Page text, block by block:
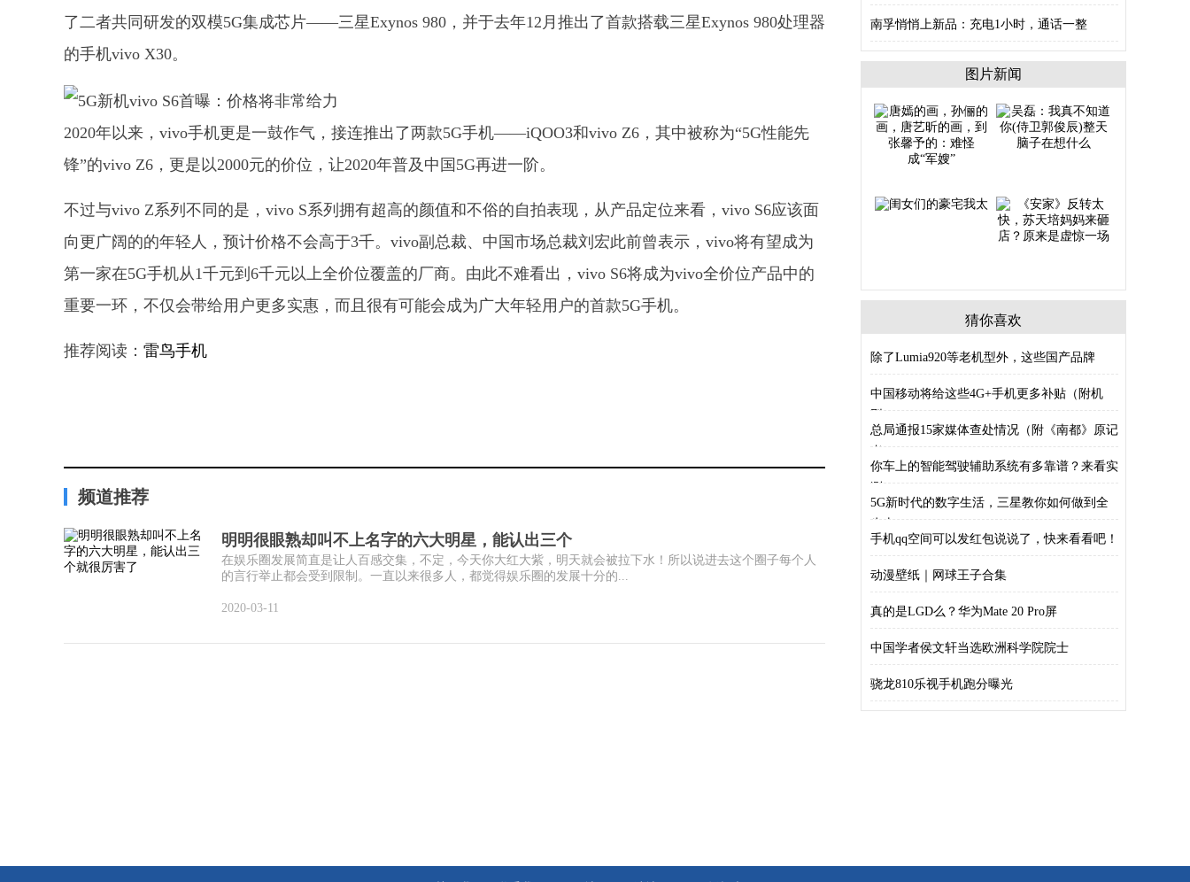
了二者共同研发的双模5G集成芯片——三星Exynos 980，并于去年12月推出了首款搭载三星Exynos 980处理器
的手机vivo X30。
2020年以来，vivo手机更是一鼓作气，接连推出了两款5G手机——iQOO3和vivo Z6，其中被称为“5G性能先
锋”的vivo Z6，更是以2000元的价位，让2020年普及中国5G再进一阶。
不过与vivo Z系列不同的是，vivo S系列拥有超高的颜值和不俗的自拍表现，从产品定位来看，vivo S6应该面
向更广阔的的年轻人，预计价格不会高于3千。vivo副总裁、中国市场总裁刘宏此前曾表示，vivo将有望成为
第一家在5G手机从1千元到6千元以上全价位覆盖的厂商。由此不难看出，vivo S6将成为vivo全价位产品中的
重要一环，不仅会带给用户更多实惠，而且很有可能会成为广大年轻用户的首款5G手机。
推荐阅读： 雷鸟手机
频道推荐
明明很眼熟却叫不上名字的六大明星，能认出三个
在娱乐圈发展简直是让人百感交集，不定，今天你大红大紫，明天就会被拉下水！所以说进去这个圈子每个人
的言行举止都会受到限制。一直以来很多人，都觉得娱乐圈的发展十分的...
2020-03-11
南孚悄悄上新品：充电1小时，通话一整
图片新闻
猜你喜欢
除了Lumia920等老机型外，这些国产品牌
中国移动将给这些4G+手机更多补贴（附机
型）
总局通报15家媒体查处情况（附《南都》原记
者
你车上的智能驾驶辅助系统有多靠谱？来看实
测
5G新时代的数字生活，三星教你如何做到全
生态
手机qq空间可以发红包说说了，快来看看吧！
动漫壁纸｜网球王子合集
真的是LGD么？华为Mate 20 Pro屏
中国学者侯文轩当选欧洲科学院院士
骁龙810乐视手机跑分曝光